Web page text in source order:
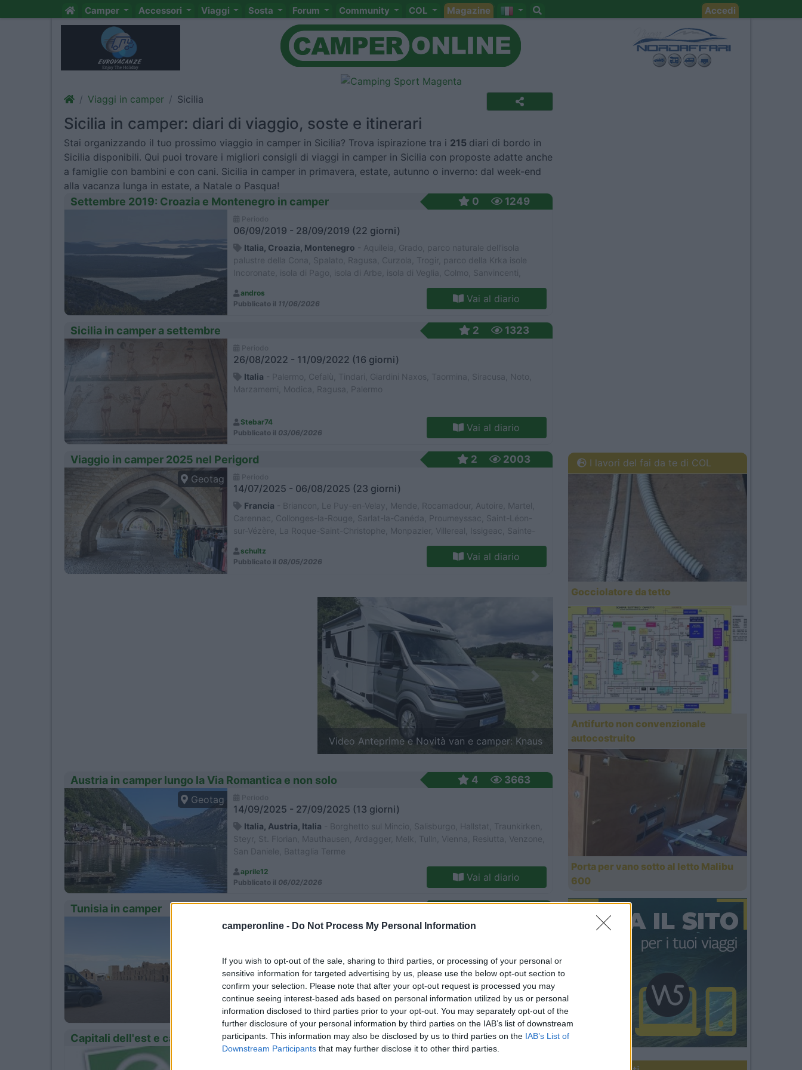
camperonline - Do Not Process My Personal Information
If you wish to opt-out of the sale, sharing to third parties, or processing of your personal or
sensitive information for targeted advertising by us, please use the below opt-out section to
confirm your selection. Please note that after your opt-out request is processed you may
continue seeing interest-based ads based on personal information utilized by us or personal
information disclosed to third parties prior to your opt-out. You may separately opt-out of the
further disclosure of your personal information by third parties on the IAB’s list of downstream
participants. This information may also be disclosed by us to third parties on the IAB’s List of
Downstream Participants that may further disclose it to other third parties.
Camper Accessori Viaggi Sosta Forum Community COL Magazine Accedi
Viaggi in camper Sicilia
Sicilia in camper: diari di viaggio, soste e itinerari
Stai organizzando il tuo prossimo viaggio in camper in Sicilia? Trova ispirazione tra i 215 diari di bordo in
Sicilia disponibili. Qui puoi trovare i migliori consigli di viaggi in camper in Sicilia con proposte adatte anche
a famiglie con bambini e con cani. Sicilia in camper in primavera, estate, autunno o inverno: dal week-end
alla vacanza lunga in estate, a Natale o Pasqua!
Settembre 2019: Croazia e Montenegro in camper 0 1249
06/09/2019 - 28/09/2019 (22 giorni)
Italia, Croazia, Montenegro - Aquileia, Grado, parco naturale dell’isola
palustre della Cona, Spalato, Ragusa, Curzola, Trogir, parco della Krka isole
Incoronate, isola di Pago, isola di Arbe, isola di Veglia, Colmo, Sanvincenti,
andros
Pubblicato il 11/06/2026 Vai al diario
Sicilia in camper a settembre 2 1323
26/08/2022 - 11/09/2022 (16 giorni)
Italia - Palermo, Cefalù, Tindari, Giardini Naxos, Taormina, Siracusa, Noto,
Marzamemi, Modica, Ragusa, Palermo
Stebar74
Pubblicato il 03/06/2026 Vai al diario
Viaggio in camper 2025 nel Perigord 2
2003
Geotag
14/07/2025 - 06/08/2025 (23 giorni)
Francia - Briancon, Le Puy-en-Velay, Mende, Rocamadour, Autoire, Martel,
Carennac, Collonges-la-Rouge, Sarlat-la-Canéda, Proumeyssac, Saint-Léon-
sur-Vézère, La Roque-Saint-Christophe, Monpazier, Villereal, Issigeac, Sainte-
Foy-la-Grande, Saint-Cirq-Lapopie, Najac, Cordes-sur-Ciel, Castelnau-de-
Montmiral, Bruniquel
schultz
Pubblicato il 08/05/2026 Vai al diario
Video Anteprime e Novità van 2027: Clever Vans
Previous Next
Austria in camper lungo la Via Romantica e non solo 4
3663
Geotag
14/09/2025 - 27/09/2025 (13 giorni)
Italia, Austria, Italia - Borghetto sul Mincio, Salisburgo, Hallstat, Traunkirken,
Steyr, St. Florian, Mauthausen, Ardagger, Melk, Tulln, Vienna, Resiutta, Venzone,
San Daniele, Battaglia Terme
aprile12
Pubblicato il 06/02/2026 Vai al diario
Tunisia in camper
Periodo
Tozeur, Ksar Ghilane, Metameur, Tataouine, Djerba, Kerkennaf, Sousse, Mahdia,
curaro
Pubblicato il02/02/2026 Vai al diario
Capitali dell'est e capodanno a Budapest, in camper 2 3341
I lavori del fai da te di COL
Gocciolatore da tetto
Antifurto non convenzionale
autocostruito
Porta per vano sotto al letto Malibu
600